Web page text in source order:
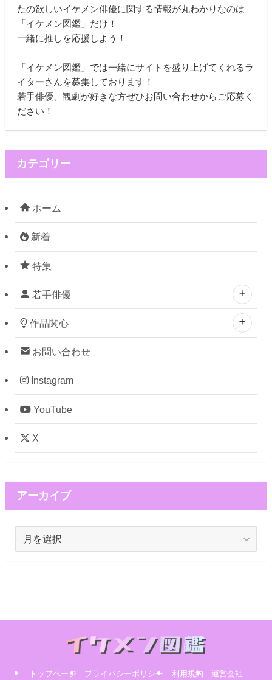
たの欲しいイケメン俳優に関する情報が丸わかりなのは
「イケメン図鑑」だけ！
一緒に推しを応援しよう！
「イケメン図鑑」では一緒にサイトを盛り上げてくれるラ
イターさんを募集しております！
若手俳優、観劇が好きな方ぜひお問い合わせからご応募く
ださい！
カテゴリー
ホーム
新着
特集
若手俳優
作品関心
お問い合わせ
Instagram
YouTube
X
アーカイブ
トップページ プライバシーポリシー 利用規約 運営会社